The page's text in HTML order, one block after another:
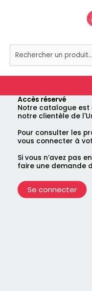
Accès réservé
Notre catalogue est
notre clientèle de
Pour consulter les
vous connecter à
Si vous n’avez pas
faire une demande
Se connecter